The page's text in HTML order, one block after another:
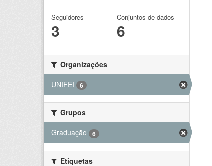
Seguidores
3
Conjuntos de dados
6
Organizações
UNIFEI
6
Grupos
Graduação
6
Etiquetas